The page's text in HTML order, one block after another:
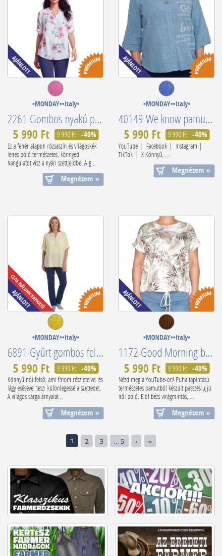
•MONDAY••Italy•
2261 Gombos nyakú pink lenes póló
5 990 Ft 9 990 Ft -40%
Ez a fehér alapon rózsaszín és világoskék
lenes póló természetes, könnyed
hangulatot visz a nyári szettjeidbe. A g...
Megnézem »
•MONDAY••Italy•
40149 We know pamut kék női póló
5 990 Ft 9 990 Ft -40%
YouTube | Facebook | Instagram |
TikTok | X Könnyű, ...
Megnézem »
•MONDAY••Italy•
6891 Gyűrt gombos felső sárga
5 990 Ft 9 990 Ft -40%
Könnyű női felső, ami finom részleteivel és
lágy esésével teszi különlegessé a szettedet.
A világos sárga árnyalat...
Megnézem »
•MONDAY••Italy•
1172 Good Morning bézs virágmintás női póló
5 990 Ft 9 990 Ft -40%
Nézd meg a YouTube-on! Puha tapintású
természetes pamutból készült passzés ujjú
női póló. Elöl bézs virágmintás, ...
Megnézem »
1 2 3 … 5 › »